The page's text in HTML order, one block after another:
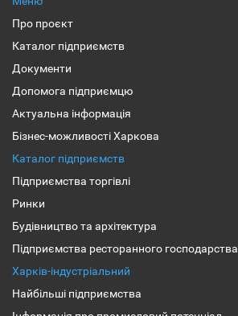
Про проєкт
Каталог підприємств
Документи
Допомога підприємцю
Актуальна інформація
Бізнес-можливості Харкова
Каталог підприємств
Підприємства торгівлі
Ринки
Будівництво та архітектура
Підприємства ресторанного господарства
Харків-індустріальний
Найбільші підприємства